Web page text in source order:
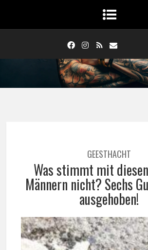
GEESTHACHT
Was stimmt mit
Männern nicht? Sechs
ausgehoben!